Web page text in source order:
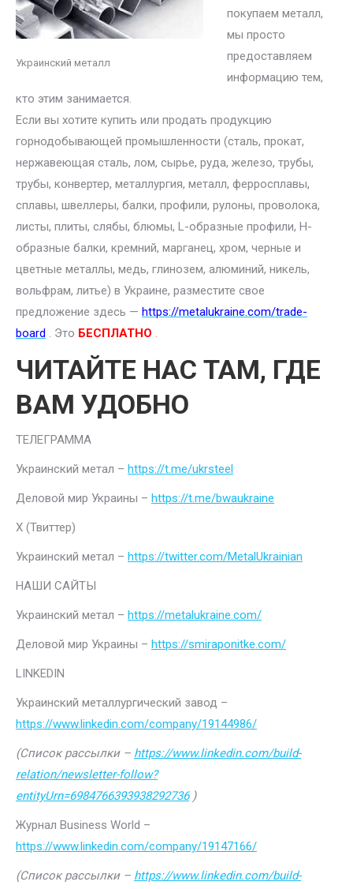
Украинский металл
покупаем металл,
мы просто
предоставляем
информацию тем,
кто этим занимается.
Если вы хотите купить или продать продукцию
горнодобывающей промышленности (сталь, прокат,
нержавеющая сталь, лом, сырье, руда, железо, трубы,
трубы, конвертер, металлургия, металл, ферросплавы,
сплавы, швеллеры, балки, профили, рулоны, проволока,
листы, плиты, слябы, блюмы, L-образные профили, H-
образные балки, кремний, марганец, хром, черные и
цветные металлы, медь, глинозем, алюминий, никель,
вольфрам, литье) в Украине, разместите свое
предложение здесь — https://metalukraine.com/trade-
board . Это БЕСПЛАТНО .
ЧИТАЙТЕ НАС ТАМ, ГДЕ
ВАМ УДОБНО
ТЕЛЕГРАММА
Украинский метал – https://t.me/ukrsteel
Деловой мир Украины – https://t.me/bwaukraine
Х (Твиттер)
Украинский метал – https://twitter.com/MetalUkrainian
НАШИ САЙТЫ
Украинский метал – https://metalukraine.com/
Деловой мир Украины – https://smiraponitke.com/
LINKEDIN
Украинский металлургический завод –
https://www.linkedin.com/company/19144986/
(Список рассылки – https://www.linkedin.com/build-
relation/newsletter-follow?
entityUrn=6984766393938292736)
Журнал Business World –
https://www.linkedin.com/company/19147166/
(Список рассылки – https://www.linkedin.com/build-